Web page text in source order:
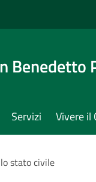
Benedetto
Servizi Vivere il
stato civile